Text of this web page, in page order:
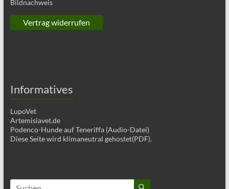
Bildnachweis
Vertrag widerrufen
Informatives
LupoVet
Artemisiavet.de
Podenco-Hunde auf Teneriffa (Audio-Datei)
Diese Seite wird klimaneutral gehostet(PDF).